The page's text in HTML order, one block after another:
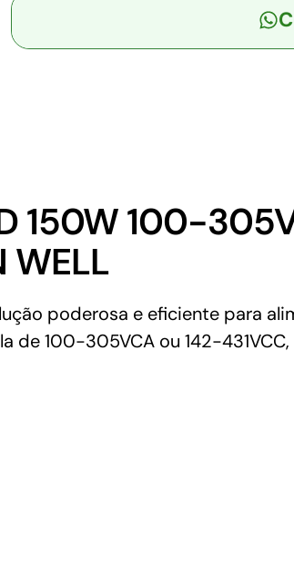
150W
-
MEAN
WELL
150W 100-
WELL
poderosa e eficiente para
de 100-305VCA ou 142-